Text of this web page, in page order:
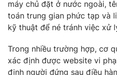
máy chủ đặt ở nước ngoài,
toán trung gian phức tạp và
kỹ thuật để né tránh việc xử
Trong nhiều trường hợp, cơ
xác định được website vi
định người đứng sau điều